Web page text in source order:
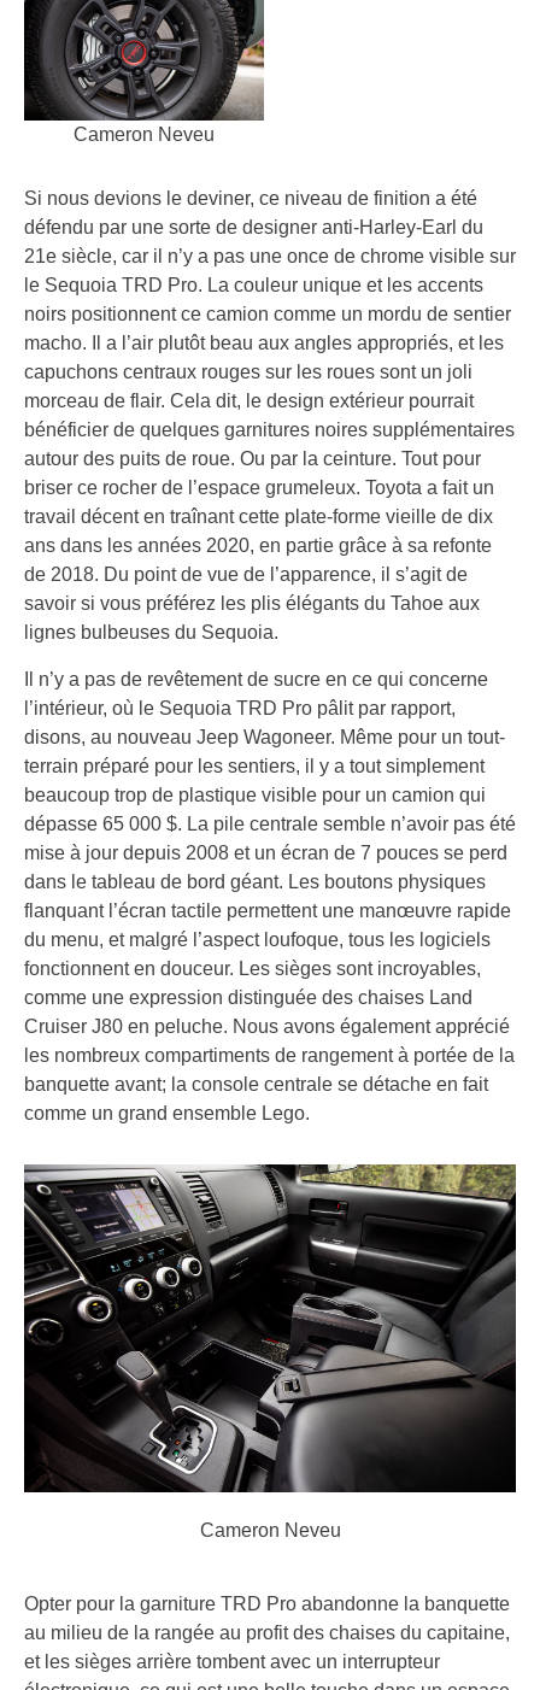
Cameron Neveu
Si nous devions le deviner, ce niveau de finition a été
défendu par une sorte de designer anti-Harley-Earl du
21e siècle, car il n’y a pas une once de chrome visible sur
le Sequoia TRD Pro. La couleur unique et les accents
noirs positionnent ce camion comme un mordu de sentier
macho. Il a l’air plutôt beau aux angles appropriés, et les
capuchons centraux rouges sur les roues sont un joli
morceau de flair. Cela dit, le design extérieur pourrait
bénéficier de quelques garnitures noires supplémentaires
autour des puits de roue. Ou par la ceinture. Tout pour
briser ce rocher de l’espace grumeleux. Toyota a fait un
travail décent en traînant cette plate-forme vieille de dix
ans dans les années 2020, en partie grâce à sa refonte
de 2018. Du point de vue de l’apparence, il s’agit de
savoir si vous préférez les plis élégants du Tahoe aux
lignes bulbeuses du Sequoia.
Il n’y a pas de revêtement de sucre en ce qui concerne
l’intérieur, où le Sequoia TRD Pro pâlit par rapport,
disons, au nouveau Jeep Wagoneer. Même pour un tout-
terrain préparé pour les sentiers, il y a tout simplement
beaucoup trop de plastique visible pour un camion qui
dépasse 65 000 $. La pile centrale semble n’avoir pas été
mise à jour depuis 2008 et un écran de 7 pouces se perd
dans le tableau de bord géant. Les boutons physiques
flanquant l’écran tactile permettent une manœuvre rapide
du menu, et malgré l’aspect loufoque, tous les logiciels
fonctionnent en douceur. Les sièges sont incroyables,
comme une expression distinguée des chaises Land
Cruiser J80 en peluche. Nous avons également apprécié
les nombreux compartiments de rangement à portée de la
banquette avant; la console centrale se détache en fait
comme un grand ensemble Lego.
Cameron Neveu
Opter pour la garniture TRD Pro abandonne la banquette
au milieu de la rangée au profit des chaises du capitaine,
et les sièges arrière tombent avec un interrupteur